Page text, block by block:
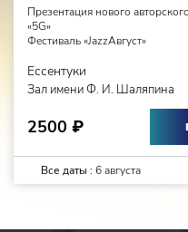
Презентация нового
«5G»
Фестиваль «JazzАвгуст»
Ессентуки
Зал имени Ф. И. Шаляпина
2500 ₽
Все даты : 6 августа